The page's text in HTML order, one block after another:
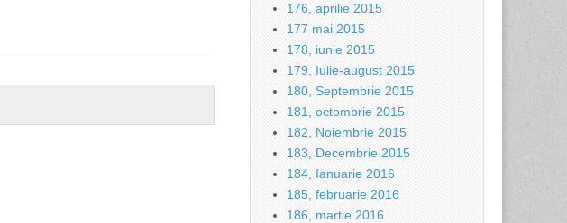
176, aprilie 2015
177 mai 2015
178, iunie 2015
179, Iulie-august 2015
180, Septembrie 2015
181, octombrie 2015
182, Noiembrie 2015
183, Decembrie 2015
184, Ianuarie 2016
185, februarie 2016
186, martie 2016